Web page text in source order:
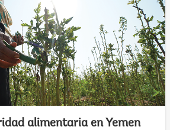
alimentaria en Yemen